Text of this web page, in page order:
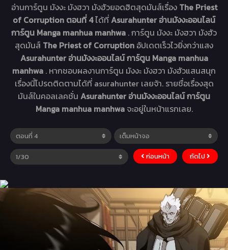
อ่านการ์ตูน มังงะ มังฮวา มังฮัวยอดฮิตสุดมันส์เรื่อง The Priest
of Corruption ตอนที่ 4ได้ที่Asurahunter อ่านมังงะออนไลน์
การ์ตูน Manga manhua manhwa . การ์ตูน มังงะ มังฮวา มังฮัว
สุดมันส์ The Priest of Corruption อัปเดตเร็วไวยิ่งกว่าแสง
Asurahunter อ่านมังงะออนไลน์ การ์ตูน Manga manhua
manhwa . หากชอบผลงานการ์ตูน มังงะ มังฮวา มังฮัวแสนสนุก
เรื่องนี้โปรดติดตามได้ที่ asurahunter เลยจ้า. รายชื่อเรื่องสุด
มันส์ในคอลเลคชั่น Asurahunter อ่านมังงะออนไลน์ การ์ตูน
Manga manhua manhwa จะอยู่ในหน้าแรกเลย.
ก่อนหน้า ถัดไป